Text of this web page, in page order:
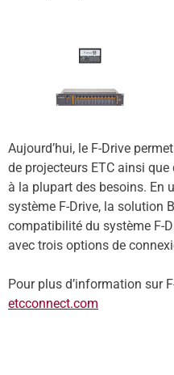
Aujourd’hui, le F-Drive
de projecteurs ETC ainsi
à la plupart des besoins. En
système F-Drive, la solution
compatibilité du système F-
avec trois options de
Pour plus d’information sur
etcconnect.com